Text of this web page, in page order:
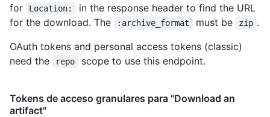
for
Location:
in the response header to find the URL
for the download. The
:archive_format must be zip .
OAuth tokens and personal access tokens (classic)
need the
repo scope to use this endpoint.
Tokens de acceso granulares para "Download an
artifact"